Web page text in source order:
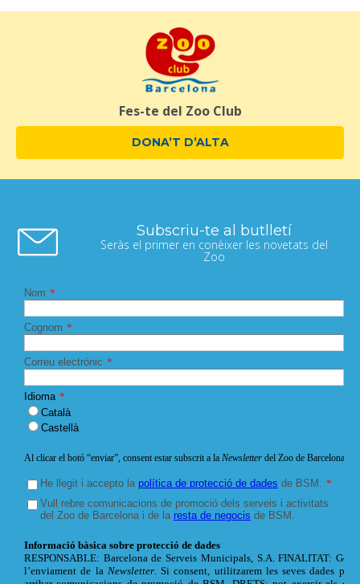
Fes-te del Zoo Club
DONA’T D’ALTA
Subscriu-te al butlletí
Seràs el primer en conèixer les novetats del
Zoo